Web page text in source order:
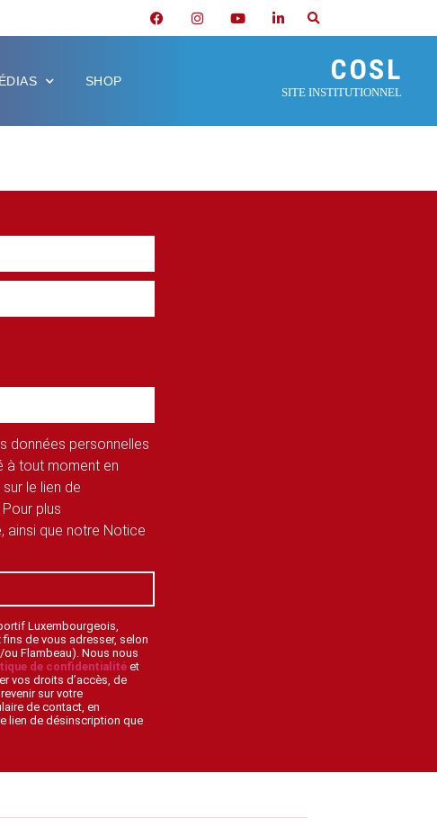
SHOP COSL
SITE INSTITUTIONNEL
données personnelles
à tout moment en
le lien de
plus
ainsi que notre Notice
Luxembourgeois,
de vous adresser, selon
Flambeau). Nous nous
de confidentialité et
vos droits d’accès, de
sur votre
de contact, en
lien de désinscription que